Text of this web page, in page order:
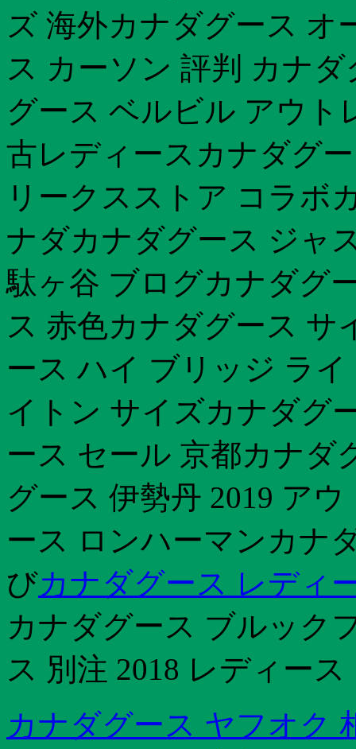
ズ 海外カナダグース オ
ス カーソン 評判 カナ
グース ベルビル アウト
古レディースカナダグ
リークスストア コラボ
ナダカナダグース ジャ
駄ヶ谷 ブログカナダグ
ス 赤色カナダグース サ
ース ハイ ブリッジ ラ
イトン サイズカナダグ
ース セール 京都カナダ
グース 伊勢丹 2019 ア
ース ロンハーマンカナ
びカナダグース レディ
カナダグース ブルック
ス 別注 2018 レディース
カナダグース ヤフオク